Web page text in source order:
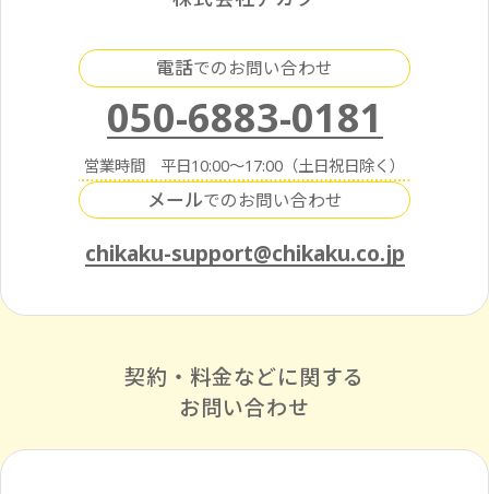
電話でのお問い合わせ
050-6883-0181
営業時間 平日10:00～17:00（土日祝日除く）
メールでのお問い合わせ
chikaku-support@chikaku.co.jp
契約・料金などに関する
お問い合わせ